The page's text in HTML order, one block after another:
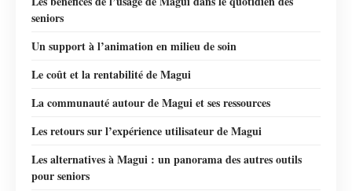
seniors
Un support à l’animation en milieu de soin
Le coût et la rentabilité de Magui
La communauté autour de Magui et ses ressources
Les retours sur l’expérience utilisateur de Magui
Les alternatives à Magui : un panorama des autres outils
pour seniors